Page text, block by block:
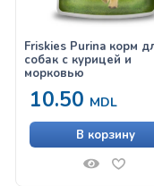
Friskies Purina корм для
собак с курицей и
морковью
10.50 MDL
В корзину